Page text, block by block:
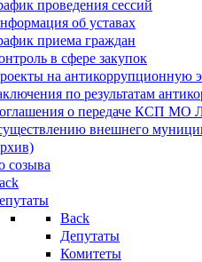
проведения сессий
об уставах
приема граждан
в сфере закупок
на антикоррупционную
по результатам
о передаче КСП МО
внешнего
созыва
Back
Депутаты
Комитеты